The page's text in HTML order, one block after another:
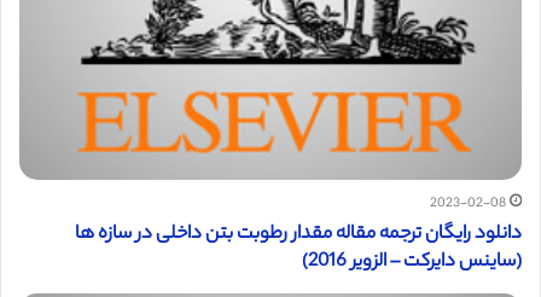
2023-02-08
دانلود رایگان ترجمه مقاله مقدار رطوبت بتن داخلی در سازه ها
(ساینس دایرکت – الزویر 2016)